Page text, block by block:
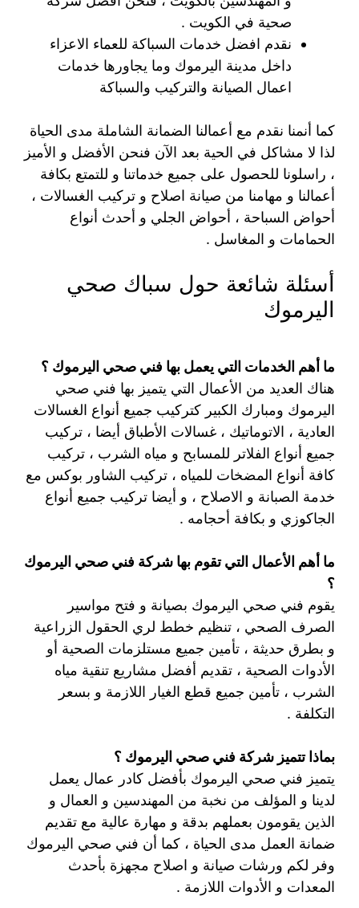
صحية في الكويت .
نقدم افضل خدمات السباكة للعماء الاعزاء
داخل مدينة اليرموك وما يجاورها خدمات
اعمال الصيانة والتركيب والسباكة
كما أنمنا نقدم مع أعمالنا الضمانة الشاملة مدى الحياة
لذا لا مشاكل في الحية بعد الآن فنحن الأفضل و الأميز
، راسلونا للحصول على جميع خدماتنا و للتمتع بكافة
أعمالنا و مهامنا من صيانة اصلاح و تركيب الغسالات ،
أحواض السباحة ، أحواض الجلي و أحدث أنواع
الحمامات و المغاسل .
أسئلة شائعة حول سباك صحي
اليرموك
ما أهم الخدمات التي يعمل بها فني صحي اليرموك ؟
هناك العديد من الأعمال التي يتميز بها فني صحي
اليرموك ومبارك الكبير كتركيب جميع أنواع الغسالات
العادية ، الاتوماتيك ، غسالات الأطباق أيضا ، تركيب
جميع أنواع الفلاتر للمسابح و مياه الشرب ، تركيب
كافة أنواع المضخات للمياه ، تركيب الشاور بوكس مع
خدمة الصبانة و الاصلاح ، و أيضا تركيب جميع أنواع
الجاكوزي و بكافة أحجامه .
ما أهم الأعمال التي تقوم بها شركة فني صحي اليرموك
؟
يقوم فني صحي اليرموك بصيانة و فتح مواسير
الصرف الصحي ، تنظيم خطط لري الحقول الزراعية
و بطرق حديثة ، تأمين جميع مستلزمات الصحية أو
الأدوات الصحية ، تقديم أفضل مشاريع تنقية مياه
الشرب ، تأمين جميع قطع الغيار اللازمة و بسعر
التكلفة .
بماذا تتميز شركة فني صحي اليرموك ؟
يتميز فني صحي اليرموك بأفضل كادر عمال يعمل
لدينا و المؤلف من نخبة من المهندسين و العمال و
الذين يقومون بعملهم بدقة و مهارة عالية مع تقديم
ضمانة العمل مدى الحياة ، كما أن فني صحي اليرموك
وفر لكم ورشات صيانة و اصلاح مجهزة بأحدث
المعدات و الأدوات اللازمة .